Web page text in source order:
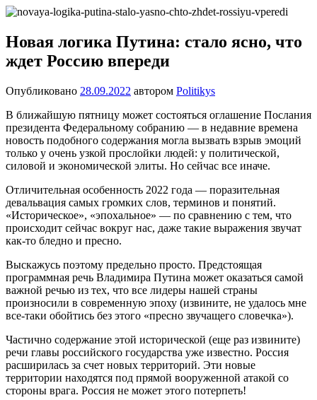
Перейти
содержимому
один
сайт
на
Новая логика Путина: стало ясно, что
ждет Россию впереди
Опубликовано 28.09.2022 автором Politikys
В ближайшую пятницу может состояться оглашение Послания
президента Федеральному собранию — в недавние времена
новость подобного содержания могла вызвать взрыв эмоций
только у очень узкой прослойки людей: у политической,
силовой и экономической элиты. Но сейчас все иначе.
Отличительная особенность 2022 года — поразительная
девальвация самых громких слов, терминов и понятий.
«Историческое», «эпохальное» — по сравнению с тем, что
происходит сейчас вокруг нас, даже такие выражения звучат
как-то бледно и пресно.
Выскажусь поэтому предельно просто. Предстоящая
программная речь Владимира Путина может оказаться самой
важной речью из тех, что все лидеры нашей страны
произносили в современную эпоху (извините, не удалось мне
все-таки обойтись без этого «пресно звучащего словечка»).
Частично содержание этой исторической (еще раз извините)
речи главы российского государства уже известно. Россия
расширилась за счет новых территорий. Эти новые
территории находятся под прямой вооруженной атакой со
стороны врага. Россия не может этого потерпеть!